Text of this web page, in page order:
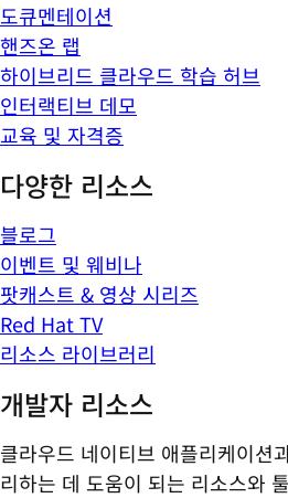
도큐멘테이션
핸즈온 랩
하이브리드 클라우드 학습 허브
인터랙티브 데모
교육 및 자격증
다양한 리소스
블로그
이벤트 및 웨비나
팟캐스트 & 영상 시리즈
Red Hat TV
리소스 라이브러리
개발자 리소스
클라우드 네이티브 애플리케이션
리하는 데 도움이 되는 리소스와